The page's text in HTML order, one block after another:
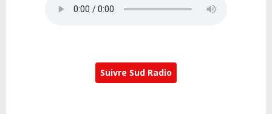
Suivre Sud Radio